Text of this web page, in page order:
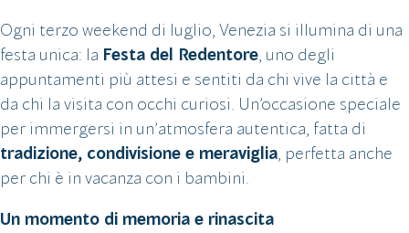
Ogni terzo weekend di luglio, Venezia si illumina di una
festa unica: la Festa del Redentore , uno degli
appuntamenti più attesi e sentiti da chi vive la città e
da chi la visita con occhi curiosi. Un’occasione speciale
per immergersi in un’atmosfera autentica, fatta di
tradizione, condivisione e meraviglia , perfetta anche
per chi è in vacanza con i bambini.
Un momento di memoria e rinascita